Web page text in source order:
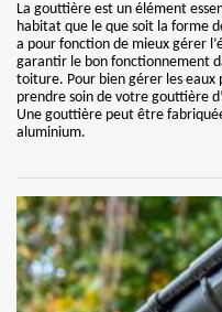
La gouttière est un élément
habitat que le que soit la forme
a pour fonction de mieux gérer
garantir le bon fonctionnement
toiture. Pour bien gérer les
prendre soin de votre gouttière
Une gouttière peut être
aluminium.